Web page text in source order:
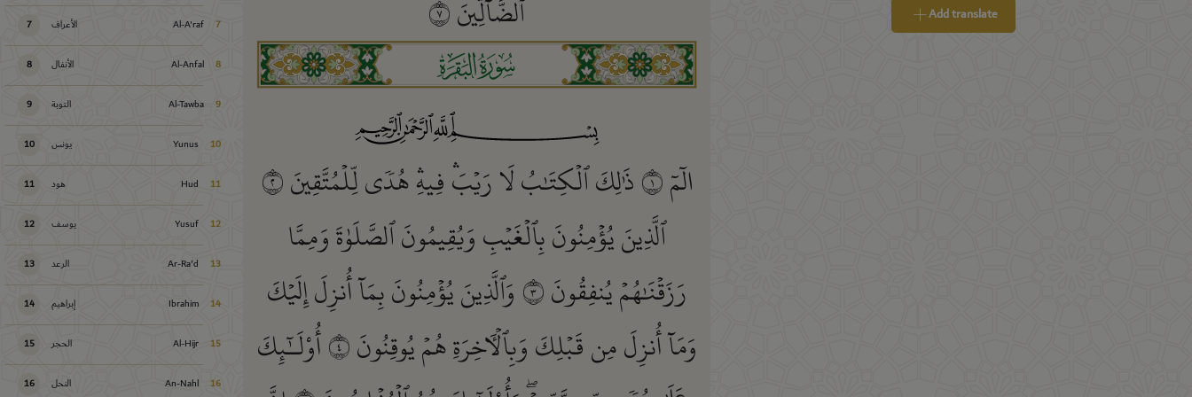
7 الأعراف Al-A'raf 7
8 الأنفال Al-Anfal 8
9 التوبة Al-Tawba 9
10 يونس Yunus 10
11 هود Hud 11
12 يوسف Yusuf 12
13 الرعد Ar-Ra'd 13
14 إبراهيم Ibrahim 14
15 الحجر Al-Hijr 15
16 النحل An-Nahl 16
ٱلضَّآلِّينَ٧
ﮎ
الٓمٓ١ذَٰلِكَ ٱلۡكِتَٰبُ لَا رَيۡبَۛ فِيهِۛ هُدٗى لِّلۡمُتَّقِينَ٢
ٱلَّذِينَ يُؤۡمِنُونَ بِٱلۡغَيۡبِ وَيُقِيمُونَ ٱلصَّلَوٰةَ وَمِمَّا
رَزَقۡنَٰهُمۡ يُنفِقُونَ٣وَٱلَّذِينَ يُؤۡمِنُونَ بِمَآ أُنزِلَ إِلَيۡكَ
وَمَآ أُنزِلَ مِن قَبۡلِكَ وَبِٱلۡأٓخِرَةِ هُمۡ يُوقِنُونَ٤أُوْلَـٰٓئِكَ
Add translate